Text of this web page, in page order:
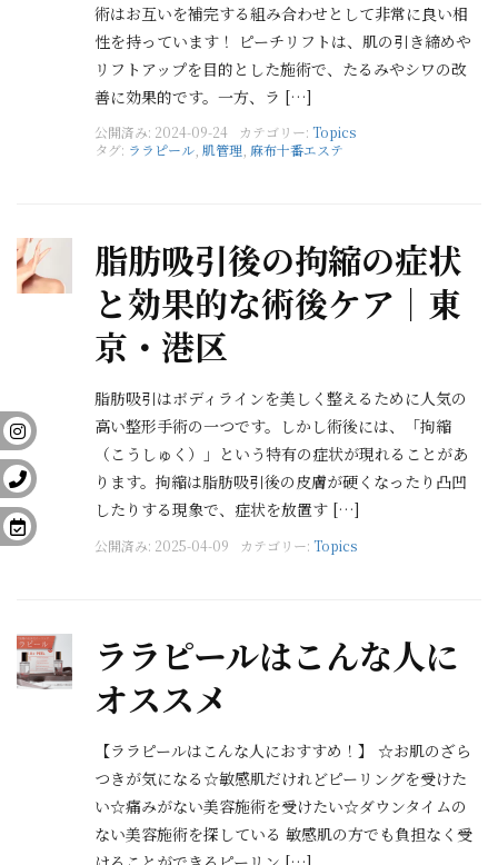
術はお互いを補完する組み合わせとして非常に良い相
性を持っています！ ピーチリフトは、肌の引き締めや
リフトアップを目的とした施術で、たるみやシワの改
善に効果的です。一方、ラ […]
公開済み: 2024-09-24 カテゴリー: Topics
タグ: ララピール 肌管理 麻布十番エステ
脂肪吸引後の拘縮の症状
と効果的な術後ケア｜東
京・港区
脂肪吸引はボディラインを美しく整えるために人気の
高い整形手術の一つです。しかし術後には、「拘縮
（こうしゅく）」という特有の症状が現れることがあ
ります。拘縮は脂肪吸引後の皮膚が硬くなったり凸凹
したりする現象で、症状を放置す […]
公開済み: 2025-04-09 カテゴリー: Topics
ララピールはこんな人に
オススメ
【ララピールはこんな人におすすめ！】 ☆お肌のざら
つきが気になる☆敏感肌だけれどピーリングを受けた
い☆痛みがない美容施術を受けたい☆ダウンタイムの
ない美容施術を探している 敏感肌の方でも負担なく受